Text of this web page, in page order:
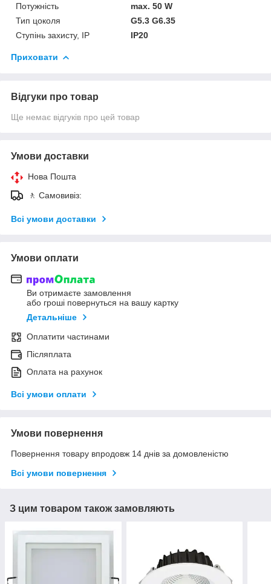
Потужність
max. 50 W
Тип цоколя
G5.3 G6.35
Ступінь захисту, IP
ІР20
Приховати
Відгуки про товар
Ще немає відгуків про цей товар
Умови доставки
Нова Пошта
🚶 Самовивіз:
Всі умови доставки
Умови оплати
Ви отримаєте замовлення
або гроші повернуться на вашу картку
Детальніше
Оплатити частинами
Післяплата
Оплата на рахунок
Всі умови оплати
Умови повернення
Повернення товару впродовж 14 днів за домовленістю
Всі умови повернення
З цим товаром також замовляють